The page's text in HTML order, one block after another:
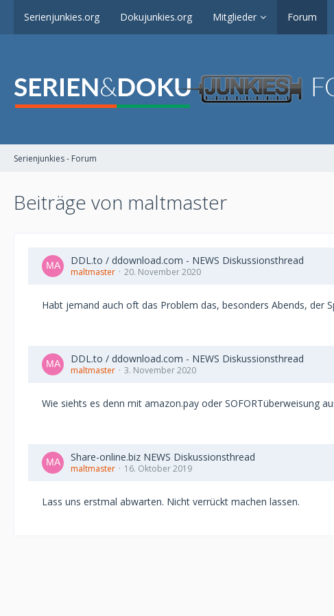
Serienjunkies.org Dokujunkies.org Mitglieder Forum
Serienjunkies - Forum
Beiträge von maltmaster
DDL.to / ddownload.com - NEWS Diskussionsthread
maltmaster 20. November 2020
Habt jemand auch oft das Problem das, besonders Abends, der
DDL.to / ddownload.com - NEWS Diskussionsthread
maltmaster 3. November 2020
Wie siehts es denn mit amazon.pay oder SOFORTüberweisung
Share-online.biz NEWS Diskussionsthread
maltmaster 16. Oktober 2019
Lass uns erstmal abwarten. Nicht verrückt machen lassen.